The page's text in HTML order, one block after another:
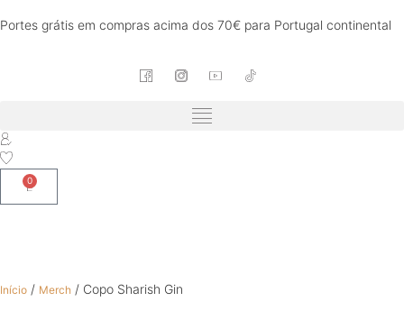
Portes grátis em compras acima dos 70€ para Portugal continental
0
Início / Merch / Copo Sharish Gin